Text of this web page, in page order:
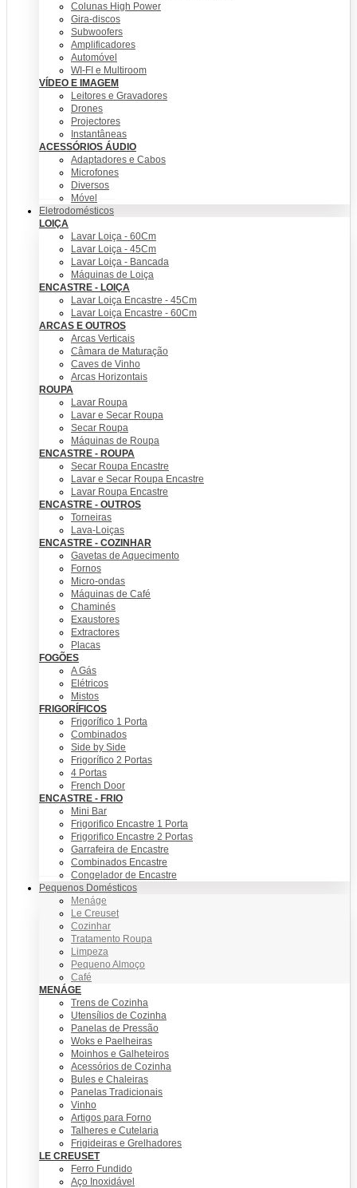
Colunas High Power
Gira-discos
Subwoofers
Amplificadores
Automóvel
WI-FI e Multiroom
VÍDEO E IMAGEM
Leitores e Gravadores
Drones
Projectores
Instantâneas
ACESSÓRIOS ÁUDIO
Adaptadores e Cabos
Microfones
Diversos
Móvel
Eletrodomésticos
LOIÇA
Lavar Loiça - 60Cm
Lavar Loiça - 45Cm
Lavar Loiça - Bancada
Máquinas de Loiça
ENCASTRE - LOIÇA
Lavar Loiça Encastre - 45Cm
Lavar Loiça Encastre - 60Cm
ARCAS E OUTROS
Arcas Verticais
Câmara de Maturação
Caves de Vinho
Arcas Horizontais
ROUPA
Lavar Roupa
Lavar e Secar Roupa
Secar Roupa
Máquinas de Roupa
ENCASTRE - ROUPA
Secar Roupa Encastre
Lavar e Secar Roupa Encastre
Lavar Roupa Encastre
ENCASTRE - OUTROS
Torneiras
Lava-Loiças
ENCASTRE - COZINHAR
Gavetas de Aquecimento
Fornos
Micro-ondas
Máquinas de Café
Chaminés
Exaustores
Extractores
Placas
FOGÕES
A Gás
Elétricos
Mistos
FRIGORÍFICOS
Frigorífico 1 Porta
Combinados
Side by Side
Frigorífico 2 Portas
4 Portas
French Door
ENCASTRE - FRIO
Mini Bar
Frigorifico Encastre 1 Porta
Frigorifico Encastre 2 Portas
Garrafeira de Encastre
Combinados Encastre
Congelador de Encastre
Pequenos Domésticos
Menáge
Le Creuset
Cozinhar
Tratamento Roupa
Limpeza
Pequeno Almoço
Café
MENÁGE
Trens de Cozinha
Utensílios de Cozinha
Panelas de Pressão
Woks e Paelheiras
Moinhos e Galheteiros
Acessórios de Cozinha
Bules e Chaleiras
Panelas Tradicionais
Vinho
Artigos para Forno
Talheres e Cutelaria
Frigideiras e Grelhadores
LE CREUSET
Ferro Fundido
Aço Inoxidável